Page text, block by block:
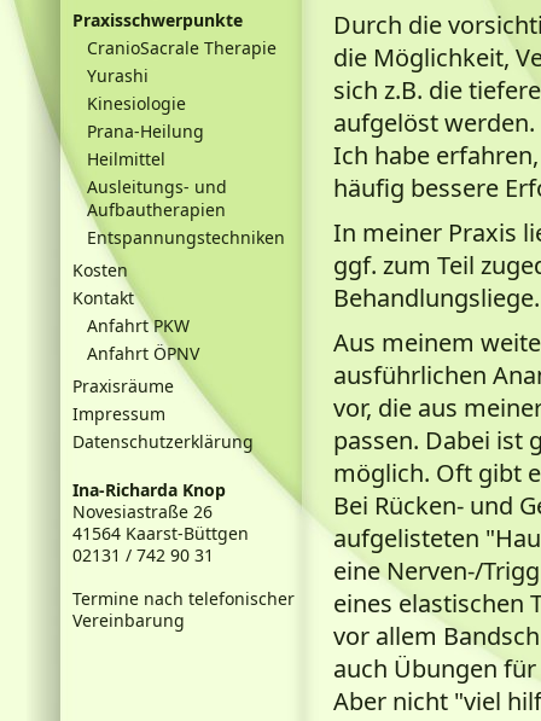
Praxisschwerpunkte
CranioSacrale Therapie
Yurashi
Kinesiologie
Prana-Heilung
Heilmittel
Ausleitungs- und
Aufbautherapien
Entspannungstechniken
Kosten
Kontakt
Anfahrt PKW
Anfahrt ÖPNV
Praxisräume
Impressum
Datenschutzerklärung
Ina-Richarda Knop
Novesiastraße 26
41564 Kaarst-Büttgen
02131 / 742 90 31
Termine nach telefonischer
Vereinbarung
Durch die
die Möglichkeit,
sich z.B. die
aufgelöst werden.
Ich habe
häufig bessere
In meiner Praxis
ggf. zum Teil
Behandlungsliege.
Aus meinem
ausführlichen
vor, die aus
passen. Dabei ist
möglich. Oft gibt
Bei Rücken- und
aufgelisteten
eine Nerven-/
eines elastischen
vor allem
auch Übungen
Aber nicht "viel